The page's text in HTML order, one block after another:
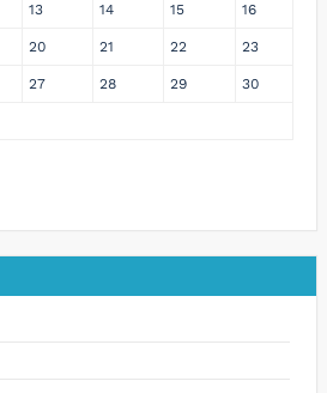
13 14 15 16
20 21 22 23
27 28 29 30